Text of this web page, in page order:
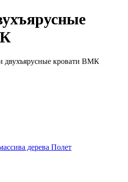
двухъярусные кровати ВМК
дерева Полет